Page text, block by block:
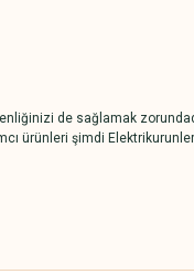
de sağlamak
ürünleri şimdi
sunuyor. Farklı